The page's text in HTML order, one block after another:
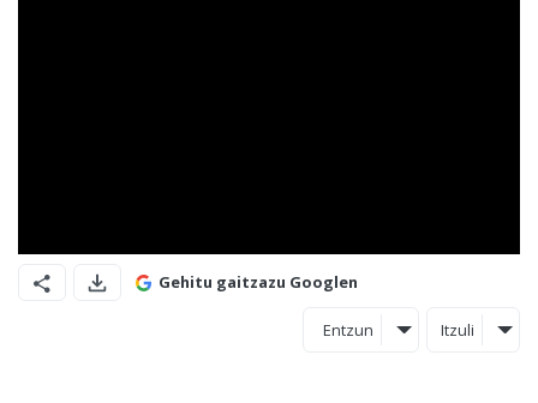
Gehitu gaitzazu Googlen
Entzun Itzuli